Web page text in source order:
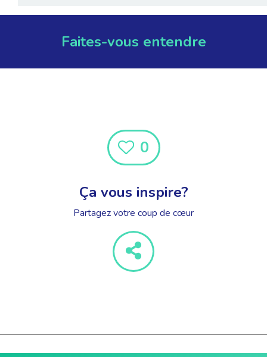
Faites-vous entendre
0
Ça vous inspire?
Partagez votre coup de cœur